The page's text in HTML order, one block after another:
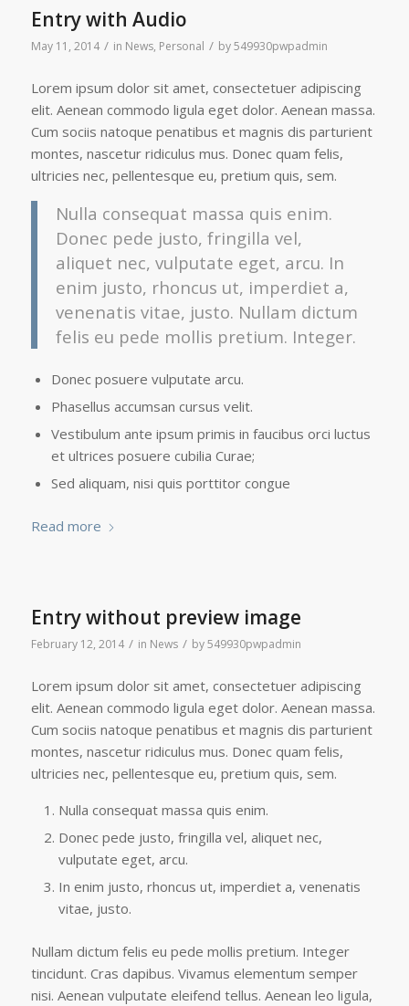
Entry with Audio
May 11, 2014 / in News, Personal / by549930pwpadmin
Lorem ipsum dolor sit amet, consectetuer adipiscing
elit. Aenean commodo ligula eget dolor. Aenean massa.
Cum sociis natoque penatibus et magnis dis parturient
montes, nascetur ridiculus mus. Donec quam felis,
ultricies nec, pellentesque eu, pretium quis, sem.
Nulla consequat massa quis enim.
Donec pede justo, fringilla vel,
aliquet nec, vulputate eget, arcu. In
enim justo, rhoncus ut, imperdiet a,
venenatis vitae, justo. Nullam dictum
felis eu pede mollis pretium. Integer.
Donec posuere vulputate arcu.
Phasellus accumsan cursus velit.
Vestibulum ante ipsum primis in faucibus orci luctus
et ultrices posuere cubilia Curae;
Sed aliquam, nisi quis porttitor congue
Read more
Entry without preview image
February 12, 2014 / in News / by549930pwpadmin
Lorem ipsum dolor sit amet, consectetuer adipiscing
elit. Aenean commodo ligula eget dolor. Aenean massa.
Cum sociis natoque penatibus et magnis dis parturient
montes, nascetur ridiculus mus. Donec quam felis,
ultricies nec, pellentesque eu, pretium quis, sem.
Nulla consequat massa quis enim.
Donec pede justo, fringilla vel, aliquet nec,
vulputate eget, arcu.
In enim justo, rhoncus ut, imperdiet a, venenatis
vitae, justo.
Nullam dictum felis eu pede mollis pretium. Integer
tincidunt. Cras dapibus. Vivamus elementum semper
nisi. Aenean vulputate eleifend tellus. Aenean leo ligula,